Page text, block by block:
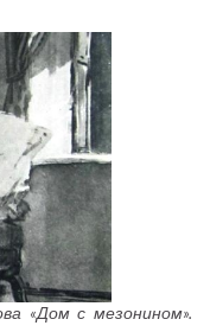
«Дом с мезонином».